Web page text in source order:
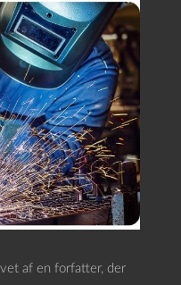
af en forfatter, der